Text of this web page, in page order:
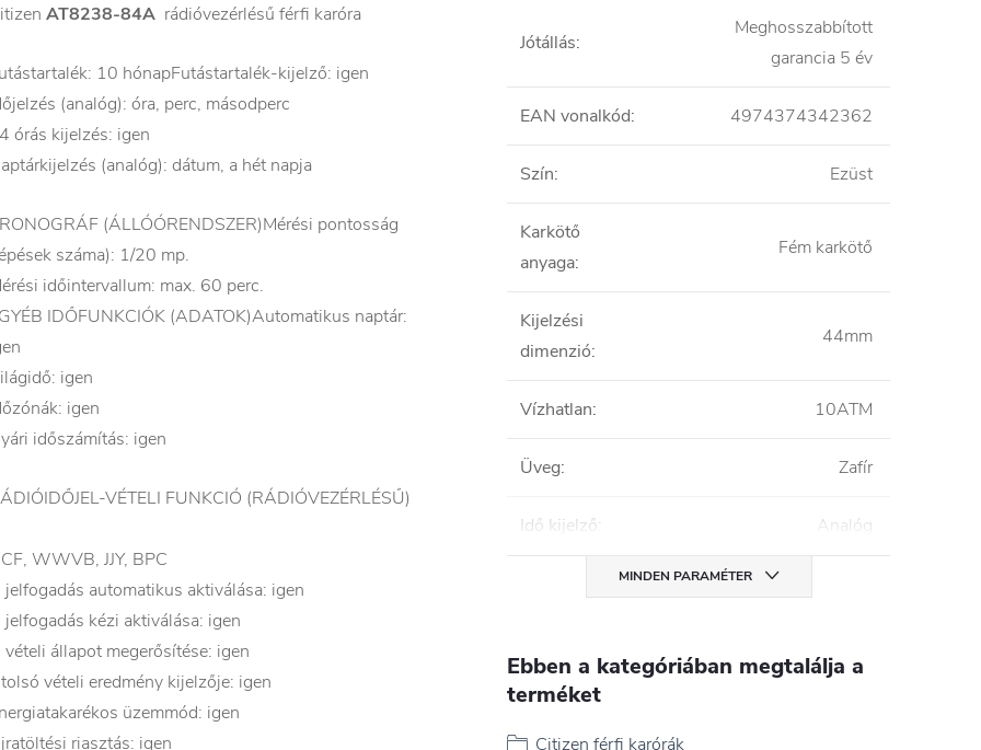
AT8238-84A rádióvezérlésű férfi karóra
10 hónapFutástartalék-kijelző: igen
(analóg): óra, perc, másodperc
órás kijelzés: igen
(analóg): dátum, a hét napja
(ÁLLÓÓRENDSZER)Mérési pontosság
száma): 1/20 mp.
időintervallum: max. 60 perc.
IDŐFUNKCIÓK (ADATOK)Automatikus naptár:
igen
igen
időszámítás: igen
VÉTELI FUNKCIÓ (RÁDIÓVEZÉRLÉSŰ)
WWVB, JJY, BPC
jelfogadás automatikus aktiválása: igen
kézi aktiválása: igen
állapot megerősítése: igen
vételi eredmény kijelzője: igen
üzemmód: igen
riasztás: igen
Jótállás:
Meghosszabbított
garancia 5 év
EAN vonalkód: 4974374342362
Szín: Ezüst
Karkötő
anyaga:
Fém karkötő
Kijelzési
dimenzió:
44mm
Vízhatlan: 10ATM
Üveg: Zafír
Idő kijelző: Analóg
MINDEN PARAMÉTER
Ebben a kategóriában megtalálja a
terméket
Citizen férfi karórák